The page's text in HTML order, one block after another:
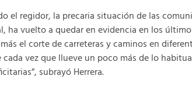
el regidor, la precaria situación de las
ha vuelto a quedar en evidencia en los
el corte de carreteras y caminos en
cada vez que llueve un poco más de lo
subrayó Herrera.